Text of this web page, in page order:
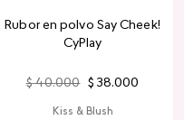
Rubor en polvo Say Cheek!
CyPlay
$ 40.000 $ 38.000
Kiss & Blush